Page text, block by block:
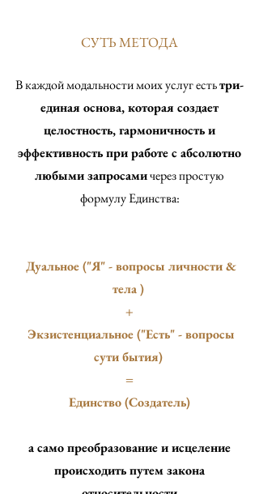
СУТЬ МЕТОДА
В каждой модальности моих услуг естьтри-
единая основа, которая создает
целостность, гармоничность и
эффективность при работе с абсолютно
любыми запросамичерез простую
формулу Единства:
Дуальное ("Я" - вопросы личности &
тела )
+
Экзистенциальное ("Есть" - вопросы
сути бытия)
=
Единство (Создатель)
а само преобразование и исцеление
происходить путем закона